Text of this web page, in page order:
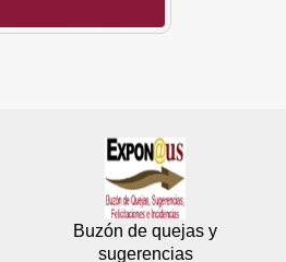
Buzón de quejas y
sugerencias